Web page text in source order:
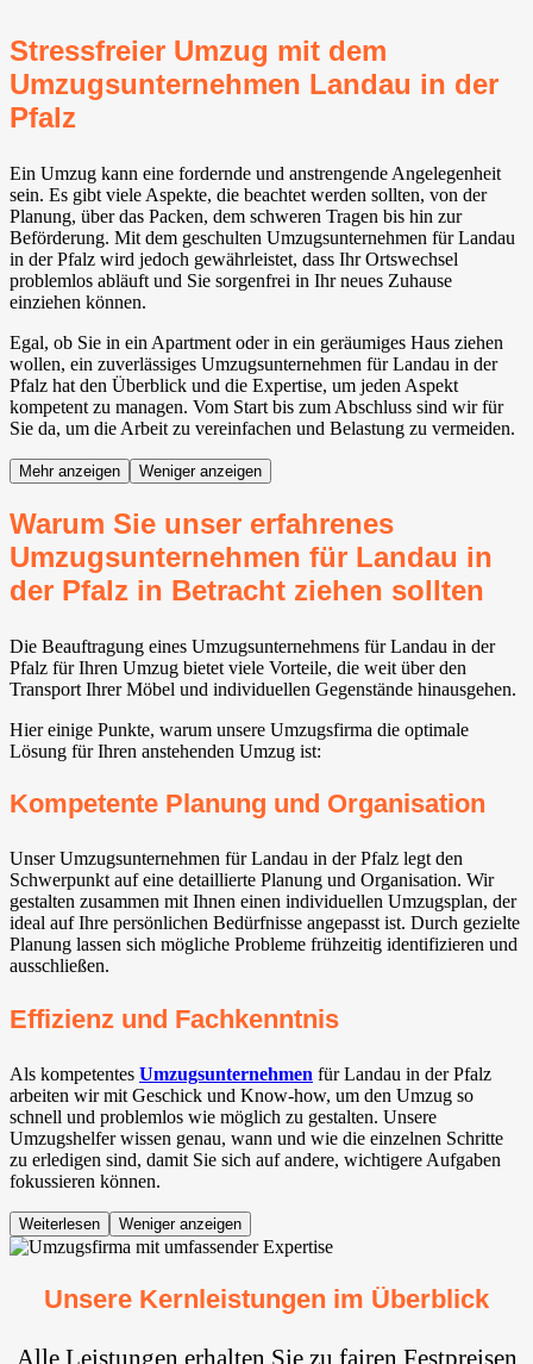
Stressfreier Umzug mit dem
Umzugsunternehmen Landau in der
Pfalz
Ein Umzug kann eine fordernde und anstrengende Angelegenheit
sein. Es gibt viele Aspekte, die beachtet werden sollten, von der
Planung, über das Packen, dem schweren Tragen bis hin zur
Beförderung. Mit dem geschulten Umzugsunternehmen für Landau
in der Pfalz wird jedoch gewährleistet, dass Ihr Ortswechsel
problemlos abläuft und Sie sorgenfrei in Ihr neues Zuhause
einziehen können.
Egal, ob Sie in ein Apartment oder in ein geräumiges Haus ziehen
wollen, ein zuverlässiges Umzugsunternehmen für Landau in der
Pfalz hat den Überblick und die Expertise, um jeden Aspekt
kompetent zu managen. Vom Start bis zum Abschluss sind wir für
Sie da, um die Arbeit zu vereinfachen und Belastung zu vermeiden.
Mehr anzeigen Weniger anzeigen
Warum Sie unser erfahrenes
Umzugsunternehmen für Landau in
der Pfalz in Betracht ziehen sollten
Die Beauftragung eines Umzugsunternehmens für Landau in der
Pfalz für Ihren Umzug bietet viele Vorteile, die weit über den
Transport Ihrer Möbel und individuellen Gegenstände hinausgehen.
Hier einige Punkte, warum unsere Umzugsfirma die optimale
Lösung für Ihren anstehenden Umzug ist:
Kompetente Planung und Organisation
Unser Umzugsunternehmen für Landau in der Pfalz legt den
Schwerpunkt auf eine detaillierte Planung und Organisation. Wir
gestalten zusammen mit Ihnen einen individuellen Umzugsplan, der
ideal auf Ihre persönlichen Bedürfnisse angepasst ist. Durch gezielte
Planung lassen sich mögliche Probleme frühzeitig identifizieren und
ausschließen.
Effizienz und Fachkenntnis
Als kompetentes Umzugsunternehmen für Landau in der Pfalz
arbeiten wir mit Geschick und Know-how, um den Umzug so
schnell und problemlos wie möglich zu gestalten. Unsere
Umzugshelfer wissen genau, wann und wie die einzelnen Schritte
zu erledigen sind, damit Sie sich auf andere, wichtigere Aufgaben
fokussieren können.
Weiterlesen Weniger anzeigen
Unsere Kernleistungen im Überblick
Alle Leistungen erhalten Sie zu fairen Festpreisen